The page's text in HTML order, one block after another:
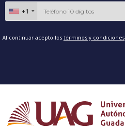
+1
Al continuar acepto los términos y condiciones